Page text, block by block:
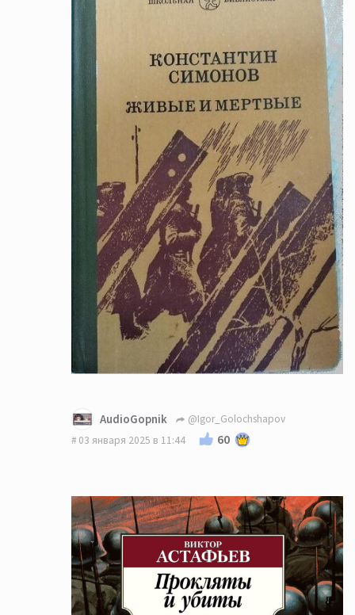
AudioGopnik
@Igor_Golochshapov
03 января 2025 в 11:44
60